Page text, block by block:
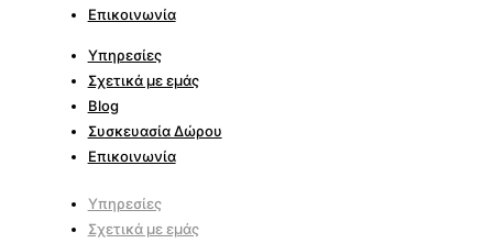
Επικοινωνία
Υπηρεσίες
Σχετικά με εμάς
Blog
Συσκευασία Δώρου
Επικοινωνία
Υπηρεσίες
Σχετικά με εμάς